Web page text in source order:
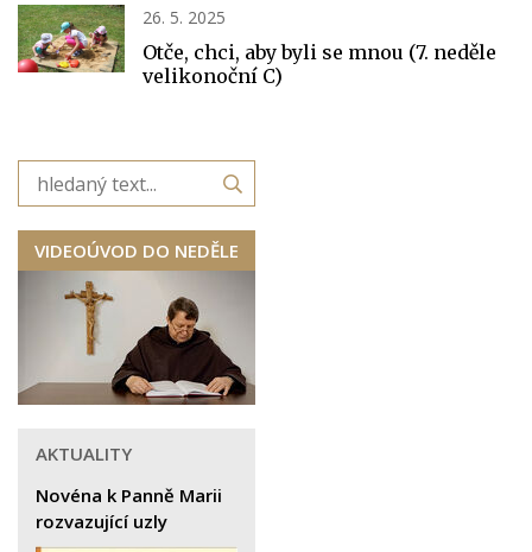
Otče, chci, aby byli se mnou (7. neděle
velikonoční C)
VIDEOÚVOD DO NEDĚLE
Novéna k Panně Marii
rozvazující uzly